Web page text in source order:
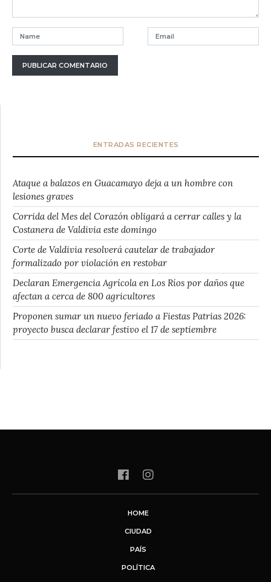
ENTRADAS RECIENTES
Ataque a balazos en Guacamayo deja a un hombre con
lesiones graves
Corrida del Mes del Corazón obligará a cerrar calles y la
Costanera de Valdivia este domingo
Corte de Valdivia resolverá cautelar de trabajador
formalizado por violación en restobar
Declaran Emergencia Agrícola en Los Ríos por daños que
afectan a cerca de 800 agricultores
Proponen sumar un nuevo feriado a Fiestas Patrias 2026:
proyecto busca declarar festivo el 17 de septiembre
HOME
CIUDAD
PAÍS
POLÍTICA